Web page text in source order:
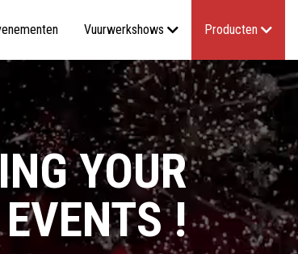
Vuurwerkshows Producten
YOUR
EVENTS !